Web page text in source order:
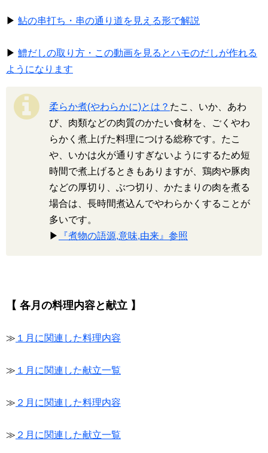
▶ 鮎の串打ち・串の通り道を見える形で解説
▶ 鱧だしの取り方・この動画を見るとハモのだしが作れる
ようになります
柔らか煮(やわらかに)とは？ たこ、いか、あわ
び、肉類などの肉質のかたい食材を、ごくやわ
らかく煮上げた料理につける総称です。たこ
や、いかは火が通りすぎないようにするため短
時間で煮上げるときもありますが、鶏肉や豚肉
などの厚切り、ぶつ切り、かたまりの肉を煮る
場合は、長時間煮込んでやわらかくすることが
多いです。
▶
『煮物の語源,意味,由来』参照
【 各月の料理内容と献立 】
≫ １月に関連した料理内容
≫ １月に関連した献立一覧
≫ ２月に関連した料理内容
≫ ２月に関連した献立一覧